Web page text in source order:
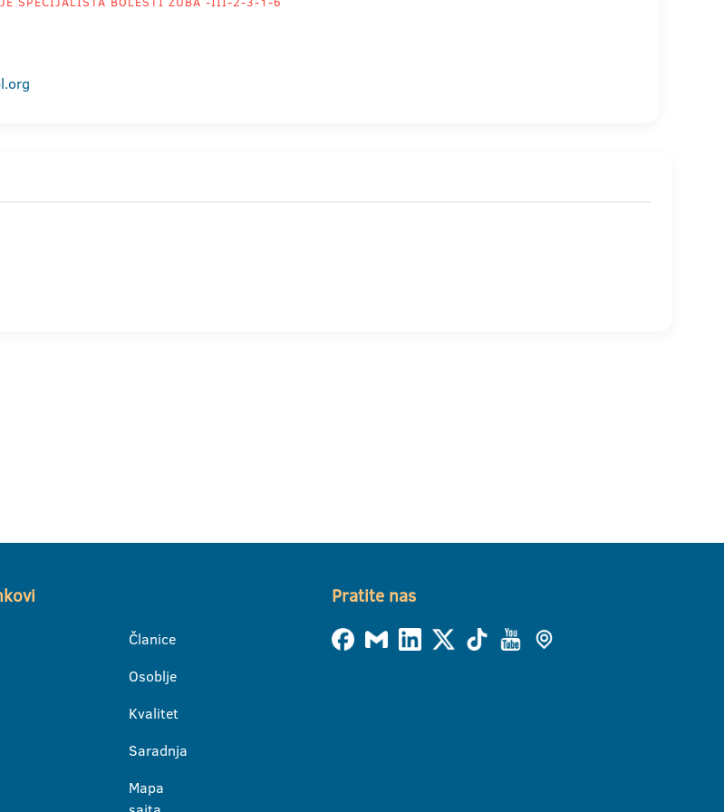
Članice
Osoblje
Kvalitet
Saradnja
Mapa
Pratite nas